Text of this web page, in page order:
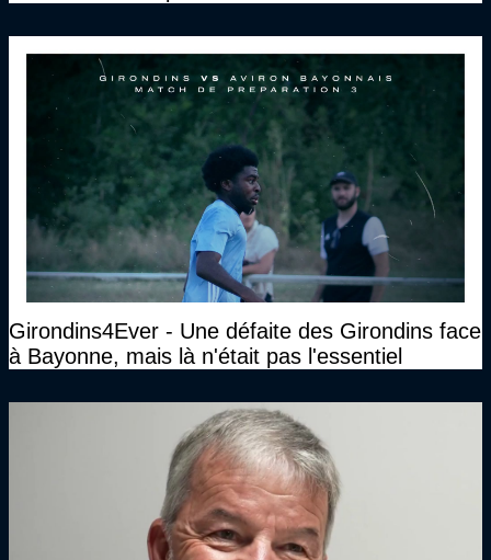
Girondins4Ever - Une défaite des Girondins face
à Bayonne, mais là n'était pas l'essentiel